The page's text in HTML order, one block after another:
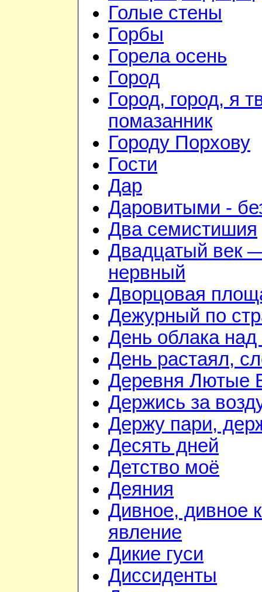
Голые стены
Горбы
Горела осень
Город
Город, город, я
помазанник
Городу Порхову
Гости
Дар
Даровитыми -
Два семистишия
Двадцатый век
нервный
Дворцовая
Дежурный по
День облака
День растаял,
Деревня Лютые
Держись за
Держу пари,
Десять дней
Детство моё
Деяния
Дивное, дивное
явление
Дикие гуси
Диссиденты